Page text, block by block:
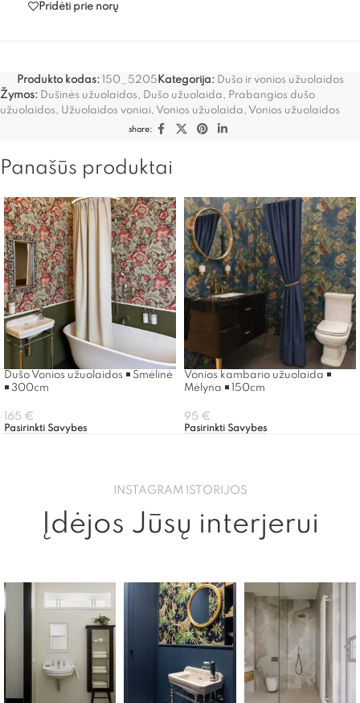
Pridėti prie norų
Produkto kodas: 150_5205 Kategorija: Dušo ir vonios užuolaidos
Žymos: Dušinės užuolaidos, Dušo užuolaida, Prabangios dušo
užuolaidos, Užuolaidos voniai, Vonios užuolaida, Vonios užuolaidos
share:
Panašūs produktai
Dušo Vonios užuolaidos ◾ Smėlinė
◾ 300cm
165 €
Pasirinkti Savybes
Vonios kambario užuolaida ◾
Mėlyna ◾ 150cm
95 €
Pasirinkti Savybes
INSTAGRAM ISTORIJOS
Įdėjos Jūsų interjerui